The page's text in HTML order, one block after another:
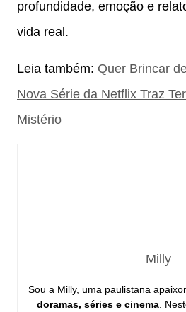
profundidade, emoção e
vida real.
Leia também: Quer Brincar
Nova Série da Netflix Traz
Mistério
Milly
Sou a Milly, uma paulistana
doramas, séries e cinema .